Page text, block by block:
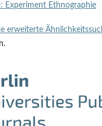
Experiment Ethnographie
erweiterte